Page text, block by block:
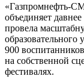
«Газпромнефть-
объединяет
провела
900
на собственной
фестивалях.